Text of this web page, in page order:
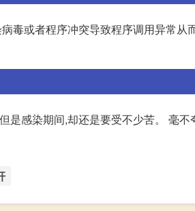
毒或者程序冲突导致程序调用异常从
是感染期间,却还是要受不少苦。 毫不